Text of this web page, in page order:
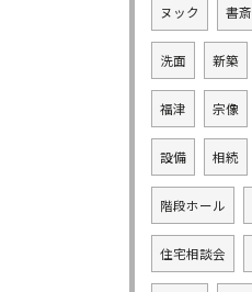
ヌック 書斎
洗面 新築
福津 宗像
設備 相続
階段ホール
住宅相談会